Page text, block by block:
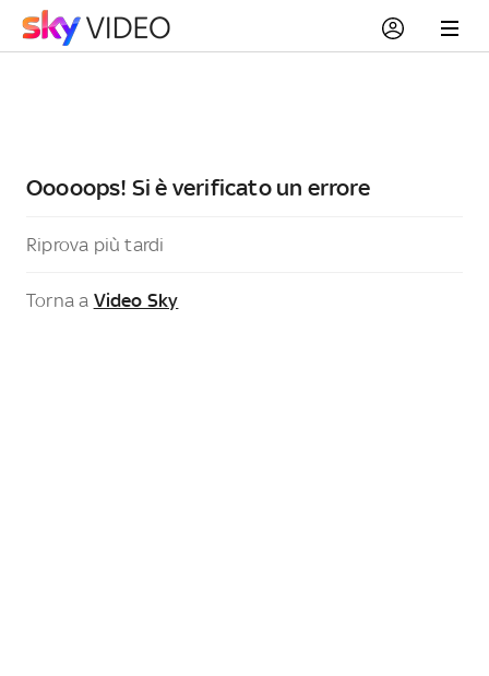
Ooooops! Si è verificato un errore
Riprova più tardi
Torna a Video Sky